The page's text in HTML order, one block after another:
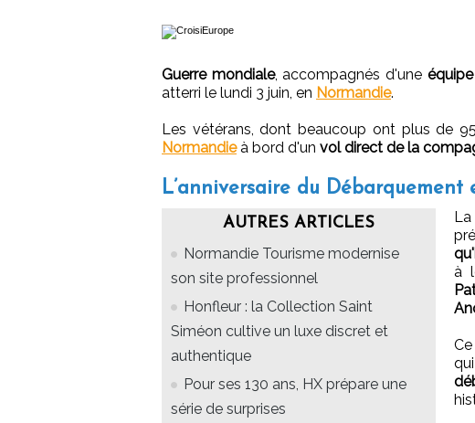
Guerre mondiale, accompagnés d'une
atterri le lundi 3 juin, en Normandie.
Les vétérans, dont beaucoup ont plus de
Normandieà bord d'un vol direct de la
L’anniversaire du
AUTRES ARTICLES
Normandie Tourisme modernise
son site professionnel
Honfleur : la Collection Saint
Siméon cultive un luxe discret et
authentique
Pour ses 130 ans, HX prépare une
série de surprises
à